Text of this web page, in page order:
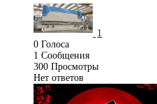
1
0 Голоса
1 Сообщения
300 Просмотры
Нет ответов